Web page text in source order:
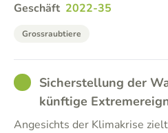
Geschäft 2022-35
Grossraubtiere
GOODSicherstellung der
künftige
Angesichts der Klimakrise